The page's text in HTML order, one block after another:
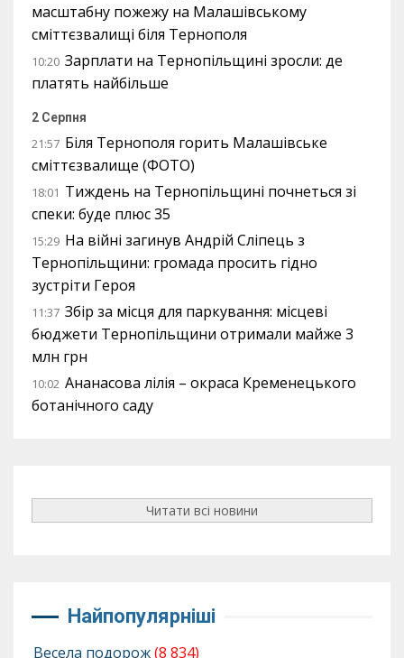
масштабну пожежу на Малашівському
сміттєзвалищі біля Тернополя
10:20 Зарплати на Тернопільщині зросли: де
платять найбільше
2 Серпня
21:57 Біля Тернополя горить Малашівське
сміттєзвалище (ФОТО)
18:01 Тиждень на Тернопільщині почнеться зі
спеки: буде плюс 35
15:29 На війні загинув Андрій Сліпець з
Тернопільщини: громада просить гідно
зустріти Героя
11:37 Збір за місця для паркування: місцеві
бюджети Тернопільщини отримали майже 3
млн грн
10:02 Ананасова лілія – окраса Кременецького
ботанічного саду
Читати всі новини
Найпопулярніші
Весела подорож(8 834)